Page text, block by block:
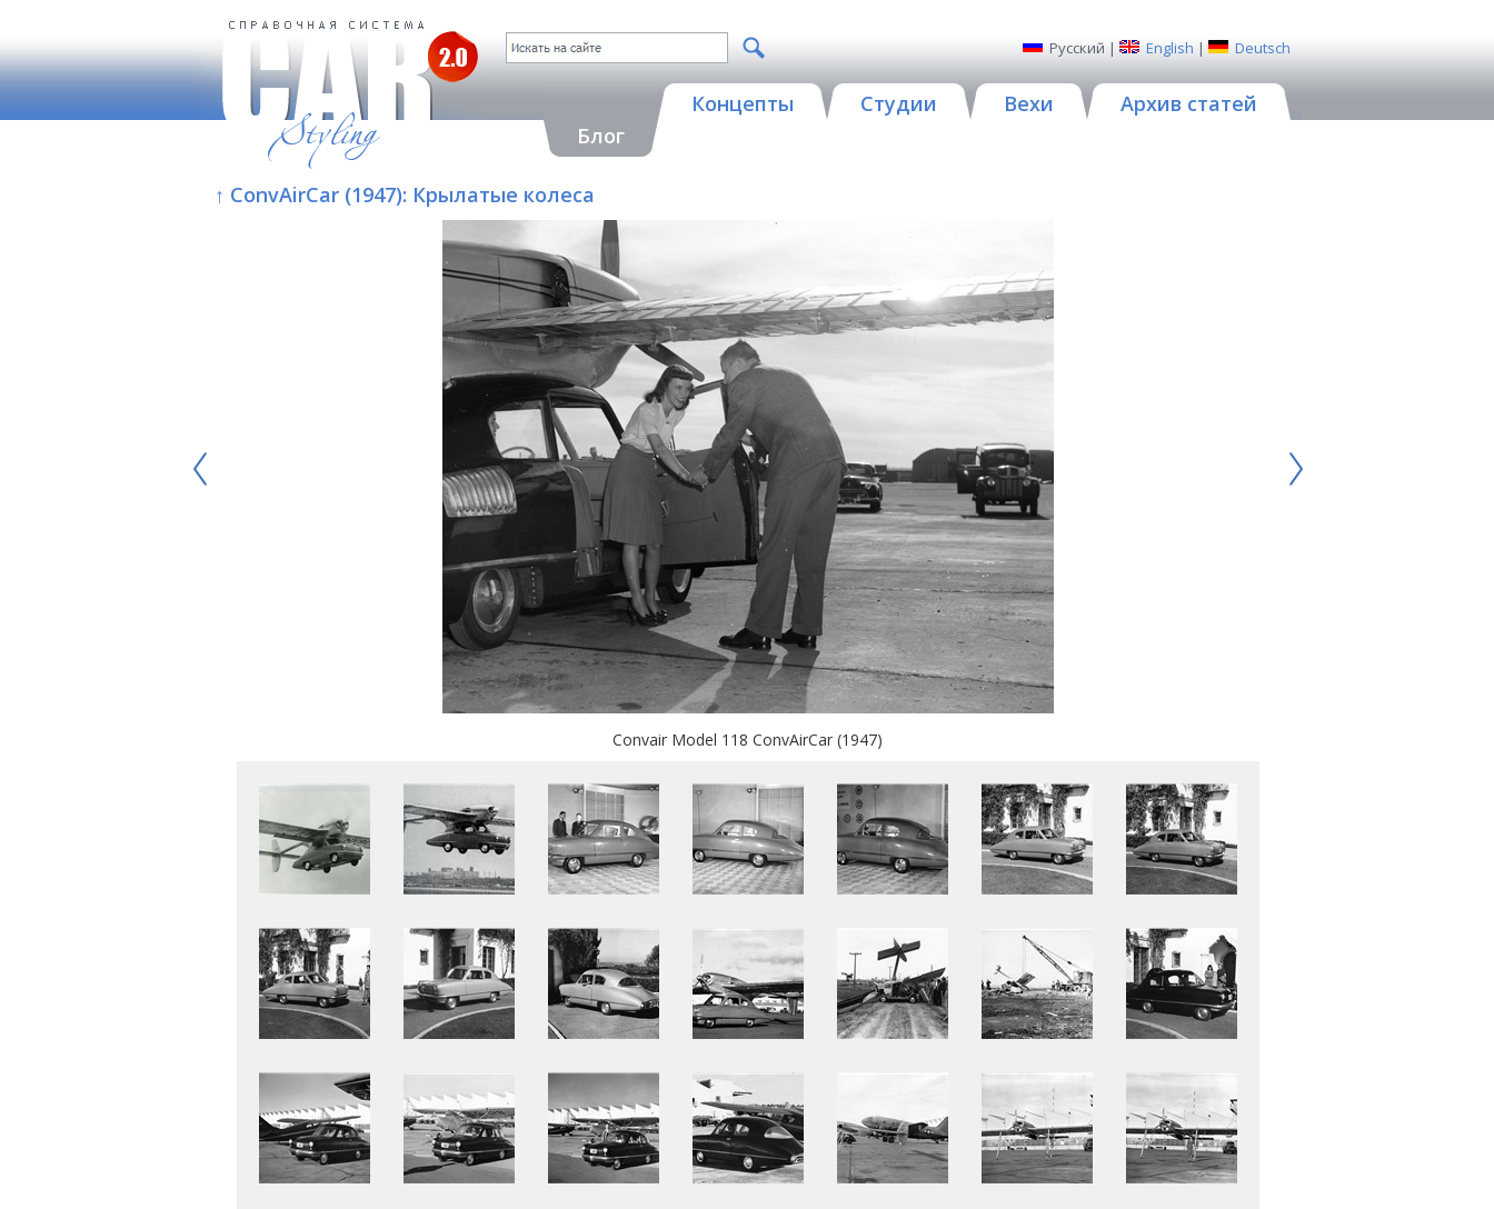
Русский | English | Deutsch
Блог
Концепты Студии Вехи Архив статей
↑ ConvAirCar (1947): Крылатые колеса
Convair Model 118 ConvAirCar (1947)